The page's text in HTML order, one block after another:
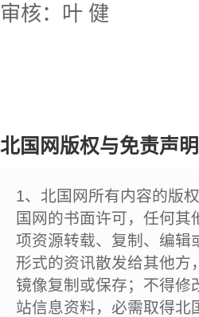
审核：叶 健
北国网版权与免责声明
1、北国网所有内容的版
国网的书面许可，任何
项资源转载、复制、编辑
形式的资讯散发给其他方
镜像复制或保存；不得修
站信息资料，必需取得北